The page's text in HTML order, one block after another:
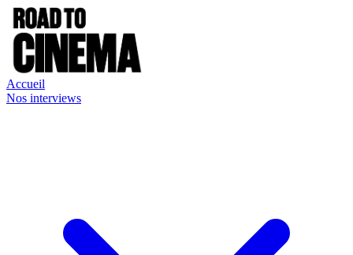
Accueil
Nos interviews